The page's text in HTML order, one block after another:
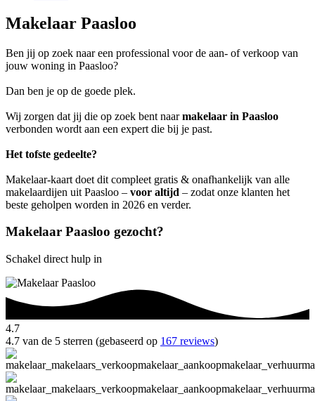
Makelaar Paasloo
Ben jij op zoek naar een professional voor de aan- of verkoop van
jouw woning in Paasloo?
Dan ben je op de goede plek.
Wij zorgen dat jij die op zoek bent naarmakelaar in Paasloo
verbonden wordt aan een expert die bij je past.
Het tofste gedeelte?
Makelaar-kaart doet dit compleet gratis & onafhankelijk van alle
makelaardijen uit Paasloo – voor altijd – zodat onze klanten het
beste geholpen worden in 2026 en verder.
Makelaar Paasloo gezocht?
Schakel direct hulp in
4.7
4.7 van de 5 sterren (gebaseerd op 167 reviews)